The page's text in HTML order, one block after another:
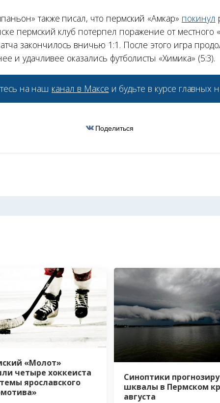
также писал, что пермский «Амкар» покинул
пермский клуб потерпел поражение от местного
закончилось вничью 1:1. После этого игра
и удачливее оказались футболисты «Химика» (5:3).
на наш канал в Максе и будьте в курсе главных
Поделиться
«Молот»
четыре хоккеиста
ярославского
Синоптики
шквалы в Пермском
августа